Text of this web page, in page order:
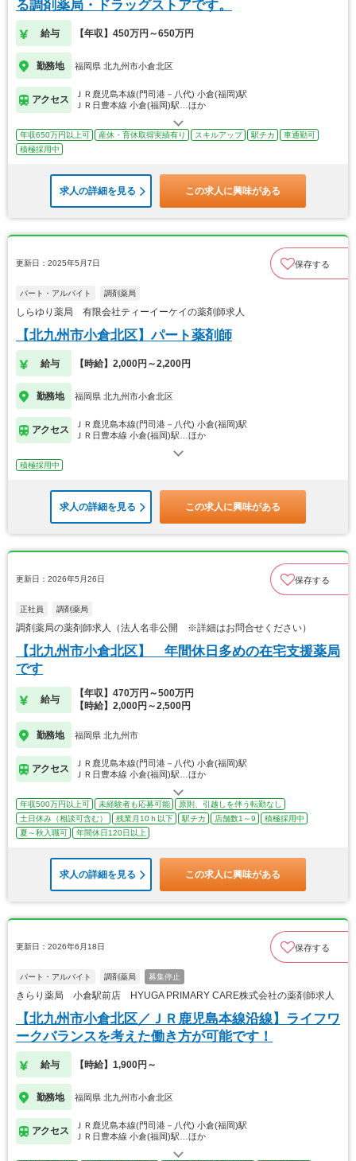
る調剤薬局・ドラッグストアです。
給与 【年収】450万円～650万円
勤務地 福岡県 北九州市小倉北区
アクセス
ＪＲ鹿児島本線(門司港－八代) 小倉(福岡)駅
ＪＲ日豊本線 小倉(福岡)駅…ほか
年収650万円以上可 産休・育休取得実績有り スキルアップ 駅チカ
車通勤可
積極採用中
求人の詳細を見る この求人に興味がある
更新日：2025年5月7日 保存する
パート・アルバイト 調剤薬局
しらゆり薬局 有限会社ティーイーケイの薬剤師求人
【北九州市小倉北区】パート薬剤師
給与 【時給】2,000円～2,200円
勤務地 福岡県 北九州市小倉北区
アクセス
ＪＲ鹿児島本線(門司港－八代) 小倉(福岡)駅
ＪＲ日豊本線 小倉(福岡)駅…ほか
積極採用中
求人の詳細を見る この求人に興味がある
更新日：2026年5月26日 保存する
正社員 調剤薬局
調剤薬局の薬剤師求人（法人名非公開 ※詳細はお問合せください）
【北九州市小倉北区】 年間休日多めの在宅支援薬局
です
給与
【年収】470万円～500万円
【時給】2,000円～2,500円
勤務地 福岡県 北九州市
アクセス
ＪＲ鹿児島本線(門司港－八代) 小倉(福岡)駅
ＪＲ日豊本線 小倉(福岡)駅…ほか
年収500万円以上可 未経験者も応募可能
原則、引越しを伴う転勤なし
土日休み（相談可含む）
残業月10ｈ以下 駅チカ 店舗数1～9
積極採用中
夏～秋入職可
年間休日120日以上
求人の詳細を見る この求人に興味がある
更新日：2026年6月18日 保存する
パート・アルバイト 調剤薬局 募集停止
きらり薬局 小倉駅前店 HYUGA PRIMARY CARE株式会社の薬剤師求人
【北九州市小倉北区／ＪＲ鹿児島本線沿線】ライフワ
ークバランスを考えた働き方が可能です！
給与 【時給】1,900円～
勤務地 福岡県 北九州市小倉北区
アクセス
ＪＲ鹿児島本線(門司港－八代) 小倉(福岡)駅
ＪＲ日豊本線 小倉(福岡)駅…ほか